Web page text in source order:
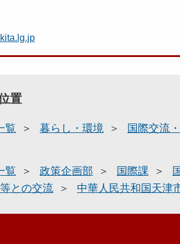
置
覧 暮らし・環境 国際交流
覧 政策企画部 国際課
との交流
中華人民共和国天津